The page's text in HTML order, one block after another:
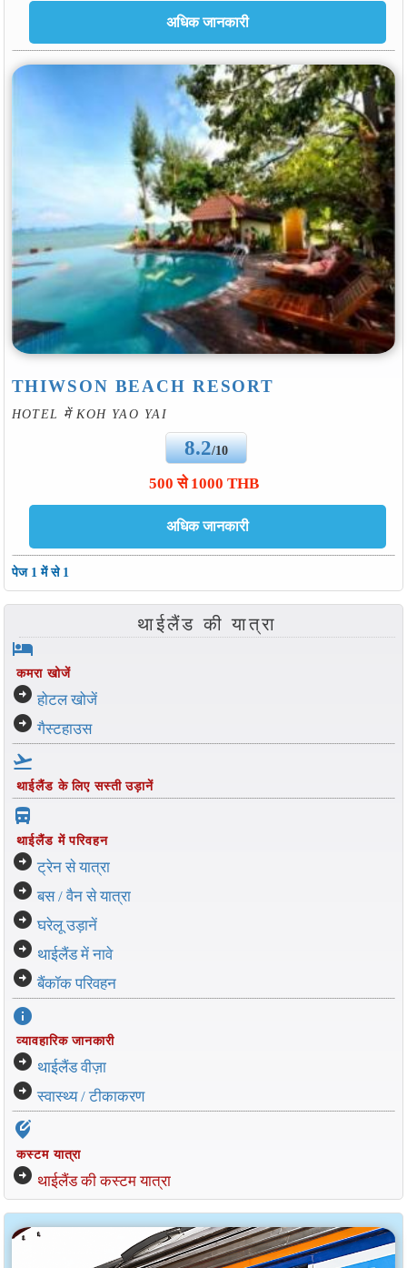
THIWSON BEACH RESORT
HOTEL में KOH YAO YAI
8.2/10
500 से 1000 THB
पेज 1 में से 1
थाईलैंड की यात्रा
hotel
कमरा खोजें
arrow_circle_right होटल खोजें
arrow_circle_right गैस्टहाउस
flight_takeoff
थाईलैंड के लिए सस्ती उड़ानें
directions_bus_filled
थाईलैंड में परिवहन
arrow_circle_right ट्रेन से यात्रा
arrow_circle_right बस / वैन से यात्रा
arrow_circle_right घरेलू उड़ानें
arrow_circle_right थाईलैंड में नावे
arrow_circle_right बैंकॉक परिवहन
info
व्यावहारिक जानकारी
arrow_circle_right थाईलैंड वीज़ा
arrow_circle_right स्वास्थ्य / टीकाकरण
edit_location_alt
कस्टम यात्रा
arrow_circle_right थाईलैंड की कस्टम यात्रा